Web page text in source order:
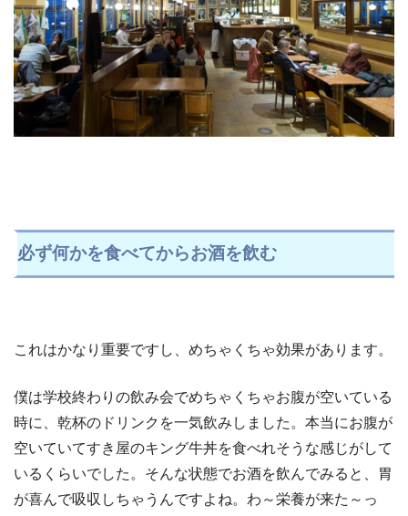
必ず何かを食べてからお酒を飲む
これはかなり重要ですし、めちゃくちゃ効果があります。
僕は学校終わりの飲み会でめちゃくちゃお腹が空いている
時に、乾杯のドリンクを一気飲みしました。本当にお腹が
空いていてすき屋のキング牛丼を食べれそうな感じがして
いるくらいでした。そんな状態でお酒を飲んでみると、胃
が喜んで吸収しちゃうんですよね。わ～栄養が来た～っ